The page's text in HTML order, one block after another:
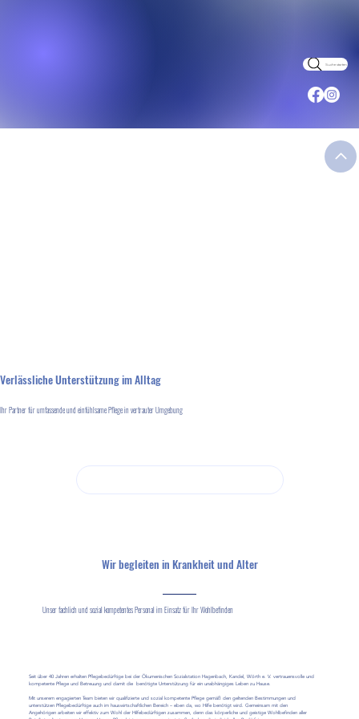
Suche starten
Verlässliche Unterstützung im Alltag
Ihr Partner für umfassende und einfühlsame Pflege in vertrauter Umgebung
Wir begleiten in Krankheit und Alter
Unser fachlich und sozial kompetentes Personal im Einsatz für Ihr Wohlbefinden
Seit über 40 Jahren erhalten Pflegebedürftige bei der Ökumenischen Sozialstation Hagenbach, Kandel, Wörth e. V. vertrauensvolle und
kompetente Pflege und Betreuung und damit die benötigte Unterstützung für ein unabhängiges Leben zu Hause.
Mit unserem engagierten Team bieten wir qualifizierte und sozial kompetente Pflege gemäß den geltenden Bestimmungen und
unterstützen Pflegebedürftige auch im hauswirtschaftlichen Bereich – eben da, wo Hilfe benötigt wird. Gemeinsam mit den
Angehörigen arbeiten wir effektiv zum Wohl der Hilfebedürftigen zusammen, denn das körperliche und geistige Wohlbefinden aller